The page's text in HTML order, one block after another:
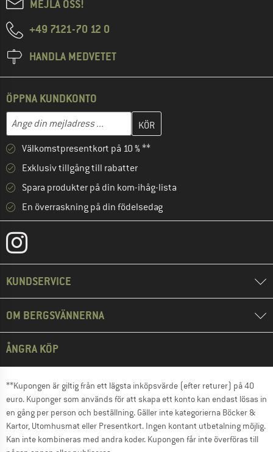
MEJLA OSS!
+49 7121-70 12 0
HANDLA MEDVETET
ÖPPNA KUNDKONTO
Mejladress
Skriv in din e-postadress här och skapa ditt kundkonto i nästa
Välkomstpresentkort på 10 % **
Exklusiv tillgång till rabatter
Spara produkter på din kom-ihåg-lista
En överraskning på din födelsedag
KUNDSERVICE
OM BERGSVÄNNERNA
ÅNGRA KÖP
**Kupongen är giltig från ett lägsta inköpsvärde (efter returer) på 40
euro. Kuponger som används för att skapa ett konto kan endast lösas in
en gång per person och beställning. Gäller inte kategorierna Böcker &
Kartor, Utomhusmat eller Presentkort. Ingen kontant utbetalning möjlig.
Kan inte kombineras med andra koder. Kupongen får inte överföras till